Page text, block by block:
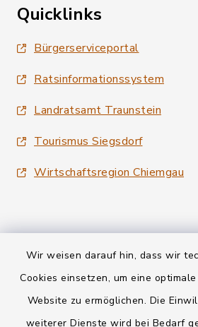
Wir weisen darauf hin, dass wir
Cookies einsetzen, um eine
Website zu ermöglichen. Die
weiterer Dienste wird bei Bedarf
Quicklinks
Bürgerserviceportal
Ratsinformationssystem
Landratsamt Traunstein
Tourismus Siegsdorf
Wirtschaftsregion Chiemgau
Kontakt